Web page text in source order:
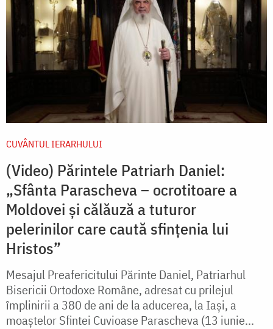
CUVÂNTUL IERARHULUI
(Video) Părintele Patriarh Daniel:
„Sfânta Parascheva – ocrotitoare a
Moldovei și călăuză a tuturor
pelerinilor care caută sfințenia lui
Hristos”
Mesajul Preafericitului Părinte Daniel, Patriarhul
Bisericii Ortodoxe Române, adresat cu prilejul
împlinirii a 380 de ani de la aducerea, la Iaşi, a
moaştelor Sfintei Cuvioase Parascheva (13 iunie...